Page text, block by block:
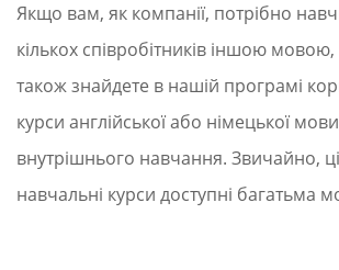
Якщо вам, як компанії, потрібно
кількох співробітників іншою
також знайдете в нашій програмі
курси англійської або німецької
внутрішнього навчання. Звичайно,
навчальні курси доступні багатьма